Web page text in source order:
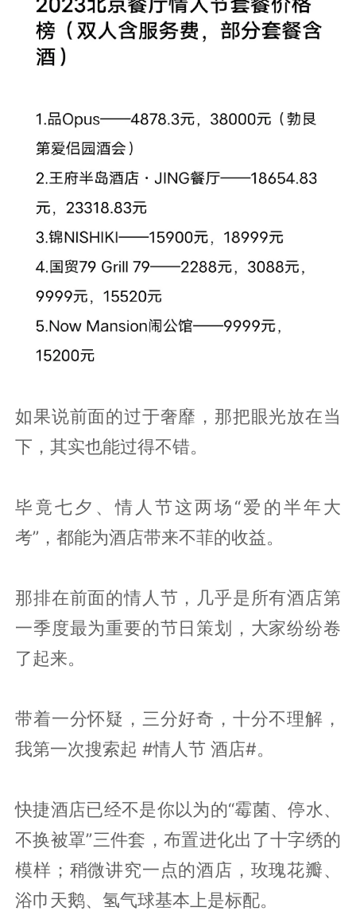
如果说前面的过于奢靡，那把眼光放在当
下，其实也能过得不错。
毕竟七夕、情人节这两场“爱的半年大
考”，都能为酒店带来不菲的收益。
那排在前面的情人节，几乎是所有酒店第
一季度最为重要的节日策划，大家纷纷卷
了起来。
带着一分怀疑，三分好奇，十分不理解，
我第一次搜索起 #情人节 酒店#。
快捷酒店已经不是你以为的“霉菌、停水、
不换被罩”三件套，布置进化出了十字绣的
模样；稍微讲究一点的酒店，玫瑰花瓣、
浴巾天鹅、氢气球基本上是标配。